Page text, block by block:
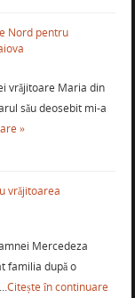
Nord pentru
vrăjitoare Maria din
său deosebit mi-a
»
vrăjitoarea
Mercedeza
familia după o
Citește în continuare